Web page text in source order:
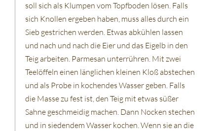
soll sich als Klumpen vom Topfboden lösen. Falls
sich Knollen ergeben haben, muss alles durch ein
Sieb gestrichen werden. Etwas abkühlen lassen
und nach und nach die Eier und das Eigelb in den
Teig arbeiten. Parmesan unterrühren. Mit zwei
Teelöffeln einen länglichen kleinen Kloß abstechen
und als Probe in kochendes Wasser geben. Falls
die Masse zu fest ist, den Teig mit etwas süßer
Sahne geschmeidig machen. Dann Nocken stechen
und in siedendem Wasser kochen. Wenn sie an die